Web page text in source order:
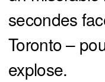
secondes
Toronto –
explose.